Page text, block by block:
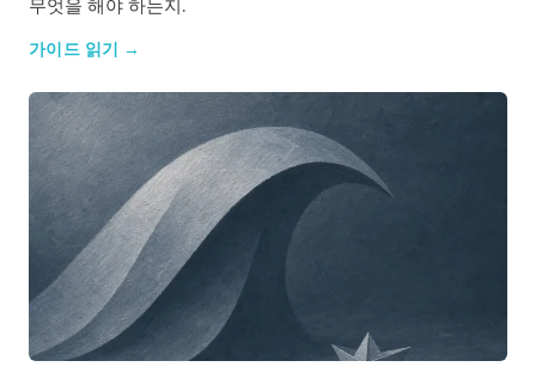
무엇을 해야 하는지.
가이드 읽기 →